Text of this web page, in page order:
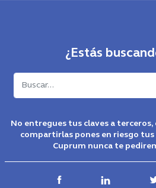
¿Estás
Buscar
No entregues tus claves a terceros,
compartirlas pones en riesgo tus
Cuprum nunca te